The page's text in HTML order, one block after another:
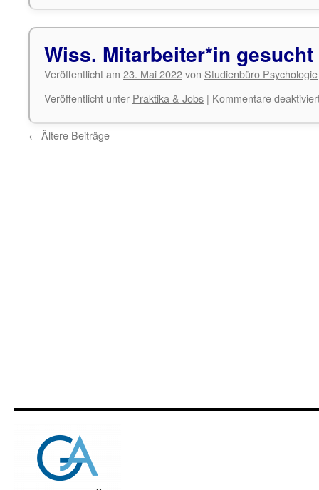
Wiss. Mitarbeiter*in gesucht
Veröffentlicht am 23. Mai 2022von Studienbüro Psychologie
Veröffentlicht unter Praktika & Jobs | Kommentare
← Ältere Beiträge